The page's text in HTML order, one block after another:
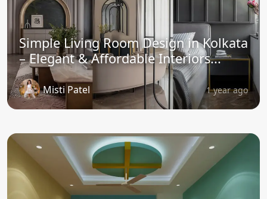
Simple Living Room Design in Kolkata
– Elegant & Affordable Interiors...
Misti Patel 1 year ago